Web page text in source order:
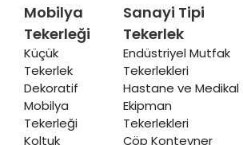
Mobilya
Tekerleği
Küçük
Tekerlek
Dekoratif
Mobilya
Tekerleği
Koltuk
Sanayi Tipi
Tekerlek
Endüstriyel Mutfak
Tekerlekleri
Hastane ve Medikal
Ekipman
Tekerlekleri
Çöp Konteyner